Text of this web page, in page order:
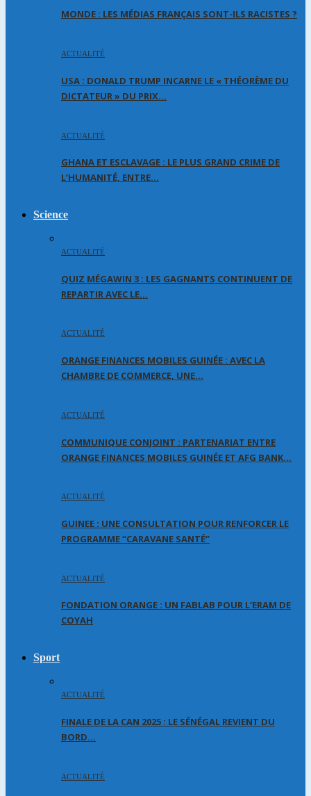
MONDE : LES MÉDIAS FRANÇAIS SONT-ILS RACISTES ?
ACTUALITÉ
USA : DONALD TRUMP INCARNE LE « THÉORÈME DU
DICTATEUR » DU PRIX…
ACTUALITÉ
GHANA ET ESCLAVAGE : LE PLUS GRAND CRIME DE
L’HUMANITÉ, ENTRE…
Science
ACTUALITÉ
QUIZ MÉGAWIN 3 : LES GAGNANTS CONTINUENT DE
REPARTIR AVEC LE…
ACTUALITÉ
ORANGE FINANCES MOBILES GUINÉE : AVEC LA
CHAMBRE DE COMMERCE, UNE…
ACTUALITÉ
COMMUNIQUE CONJOINT : PARTENARIAT ENTRE
ORANGE FINANCES MOBILES GUINÉE ET AFG BANK…
ACTUALITÉ
GUINEE : UNE CONSULTATION POUR RENFORCER LE
PROGRAMME “CARAVANE SANTÉ”
ACTUALITÉ
FONDATION ORANGE : UN FABLAB POUR L’ERAM DE
COYAH
Sport
ACTUALITÉ
FINALE DE LA CAN 2025 : LE SÉNÉGAL REVIENT DU
BORD…
ACTUALITÉ